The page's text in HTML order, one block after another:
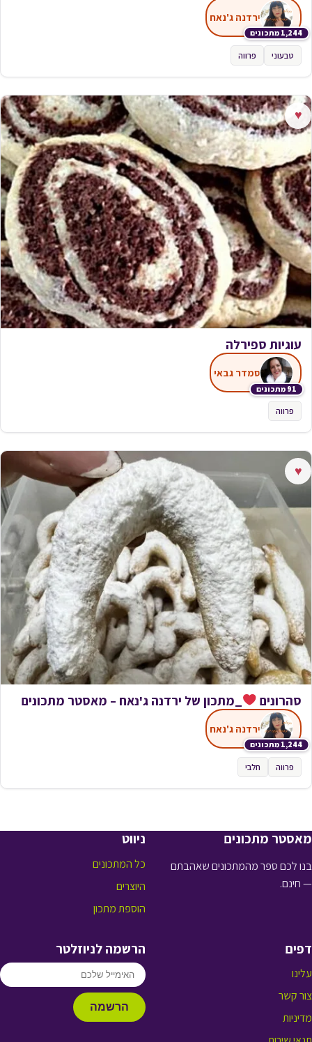
1,244 מתכונים
ירדנה ג'נאח
טבעוני פרווה
♥
עוגיות ספירלה
91 מתכונים
סמדר גבאי
פרווה
♥
סהרונים _מתכון של ירדנה ג'נאח – מאסטר מתכונים
1,244 מתכונים
ירדנה ג'נאח
פרווה חלבי
מאסטר מתכונים
בנו לכם ספר מהמתכונים שאהבתם
— חינם.
ניווט
כל המתכונים
היוצרים
הוספת מתכון
דפים
עלינו
צור קשר
מדיניות
הרשמה לניוזלטר
הרשמה